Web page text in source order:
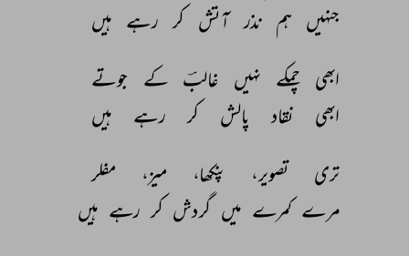
جنہیں ہم نذر آتش کر رہے ہیں
ابھی چمکے نہیں غالبؔ کے
جوتے
ابھی
نقاد پالش کر رہے ہیں
تری تصویر، پنکھا، میز، مفلر
مرے کمرے میں گردش کر رہے ہیں